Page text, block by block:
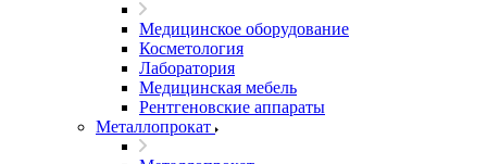
Медицинское оборудование
Косметология
Лаборатория
Медицинская мебель
Рентгеновские аппараты
Металлопрокат